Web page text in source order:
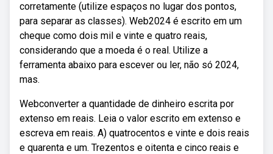
corretamente (utilize espaços no lugar dos pontos,
para separar as classes). Web2024 é escrito em um
cheque como dois mil e vinte e quatro reais,
considerando que a moeda é o real. Utilize a
ferramenta abaixo para escever ou ler, não só 2024,
mas.
Webconverter a quantidade de dinheiro escrita por
extenso em reais. Leia o valor escrito em extenso e
escreva em reais. A) quatrocentos e vinte e dois reais
e quarenta e um. Trezentos e oitenta e cinco reais e